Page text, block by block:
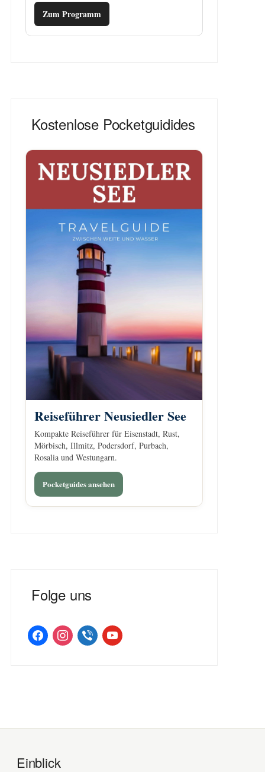
Zum Programm
Kostenlose Pocketguidides
Reiseführer Neusiedler See
Kompakte Reiseführer für Eisenstadt, Rust,
Mörbisch, Illmitz, Podersdorf, Purbach,
Rosalia und Westungarn.
Pocketguides ansehen
Folge uns
facebookinstagramviber youtube
Einblick